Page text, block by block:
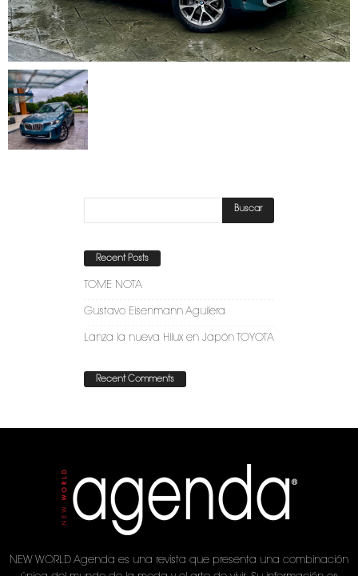
Recent Posts
TOME NOTA
Gustavo Eisenmann Aguilera
Lanza la nueva Hilux en Japón TOYOTA
Recent Comments
NEW WORLD Agenda es una revista que presenta una combinación